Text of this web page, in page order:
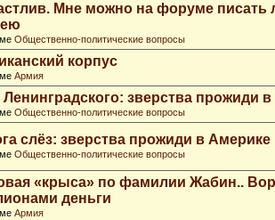
Мне можно на форуме
Общественно-политические вопросы
корпус
Армия
Ленинградского: зверства прожиди
Общественно-политические вопросы
слёз: зверства прожиди в Америке
Общественно-политические вопросы
«крыса» по фамилии Жабин..
деньги
Армия